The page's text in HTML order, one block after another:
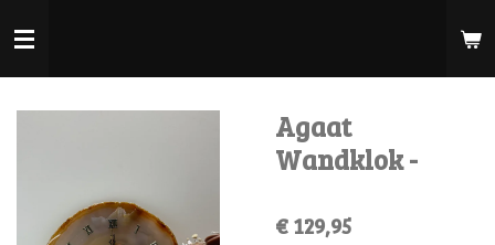
direct
Agaat
Wandklok -
€ 129,95